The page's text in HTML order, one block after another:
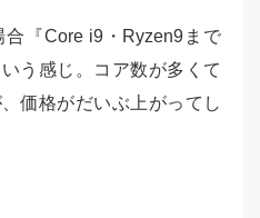
『Core i9・Ryzen9まで
う感じ。コア数が多くて
価格がだいぶ上がってし